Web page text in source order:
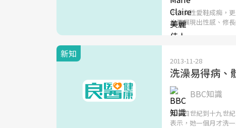
不少女性愛鞋成痴，
也要展現出性感、修
新知
2013-11-28
洗澡易得病、
BBC知識
從十四世紀到十九世
表示，她一個月才洗